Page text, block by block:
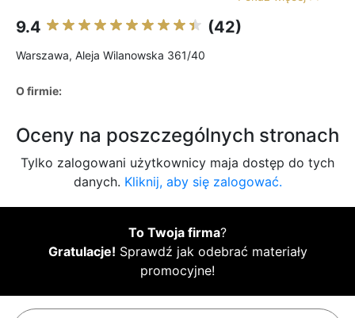
9.4 (42)
Warszawa, Aleja Wilanowska 361/40
O firmie:
Oceny na poszczególnych stronach
Tylko zalogowani użytkownicy maja dostęp do tych
danych. Kliknij, aby się zalogować.
To Twoja firma?
Gratulacje! Sprawdź jak odebrać materiały
promocyjne!